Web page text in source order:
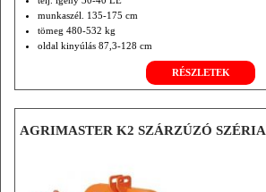
munkaszél. 135-175 cm
tömeg 480-532 kg
oldal kinyúlás 87,3-128 cm
RÉSZLETEK
AGRIMASTER K2 SZÁRZÚZÓ SZÉRIA